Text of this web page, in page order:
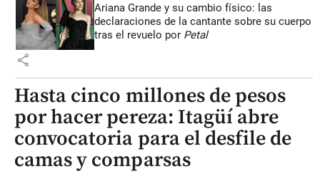
Ariana Grande y su cambio físico: las
declaraciones de la cantante sobre su cuerpo
tras el revuelo por Petal
share
Hasta cinco millones de pesos
por hacer pereza: Itagüí abre
convocatoria para el desfile de
camas y comparsas